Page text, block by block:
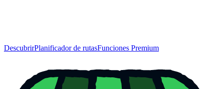
DescubrirPlanificador de rutasFunciones Premium